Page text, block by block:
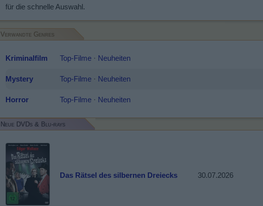
für die schnelle Auswahl.
Verwandte Genres
Kriminalfilm Top-Filme · Neuheiten
Mystery Top-Filme · Neuheiten
Horror Top-Filme · Neuheiten
Neue DVDs & Blu-rays
Das Rätsel des silbernen Dreiecks 30.07.2026